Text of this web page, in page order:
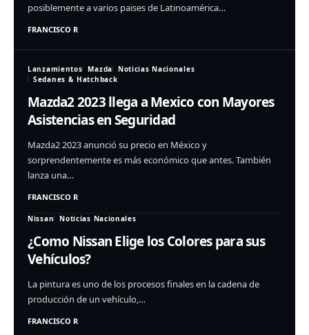
posiblemente a varios paises de Latinoamérica…
FRANCISCO R
Lanzamientos Mazda
Noticias Nacionales
Sedanes & Hatchback
Mazda2 2023 llega a Mexico con Mayores
Asistencias en Seguridad
Mazda2 2023 anunció su precio en México y
sorprendentemente es más económico que antes. También
lanza una…
FRANCISCO R
Nissan Noticias Nacionales
¿Como Nissan Elige los Colores para sus
Vehículos?
La pintura es uno de los procesos finales en la cadena de
producción de un vehículo,…
FRANCISCO R